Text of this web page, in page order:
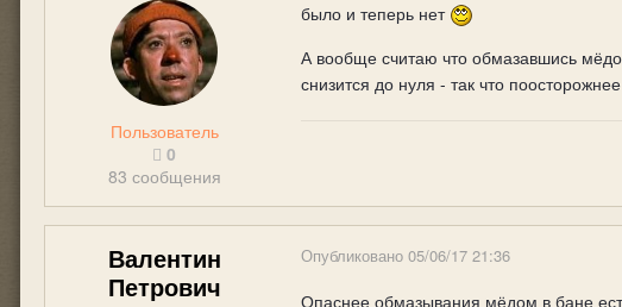
Пользователь
0
83 сообщения
было и теперь нет
А вообще считаю что обмазавшись
снизится до нуля - так что
Валентин
Петрович
Опубликовано 05/06/17 21:36
Опаснее обмазывания мёдом в бане